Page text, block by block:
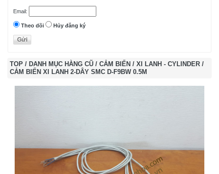
Email:
Theo dõi Hủy đăng ký
TOP / DANH MỤC HÀNG CŨ / CẢM BIẾN / XI LANH - CYLINDER /
CẢM BIẾN XI LANH 2-DÂY SMC D-F9BW 0.5M